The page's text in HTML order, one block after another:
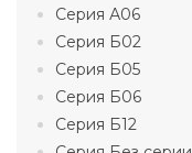
Серия А06
Серия Б02
Серия Б05
Серия Б06
Серия Б12